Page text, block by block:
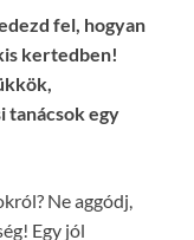
fel, hogyan
kertedben!
tanácsok egy
Ne aggódj,
Egy jól